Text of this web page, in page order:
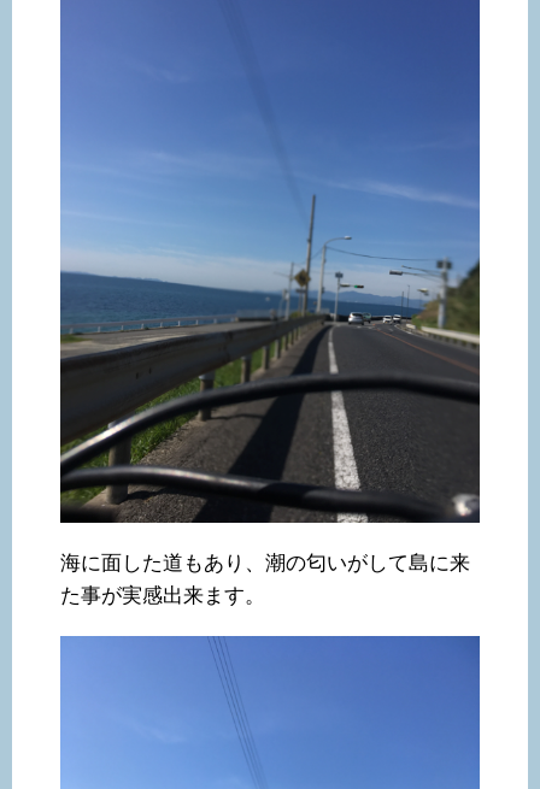
海に面した道もあり、潮の匂いがして島に来
た事が実感出来ます。